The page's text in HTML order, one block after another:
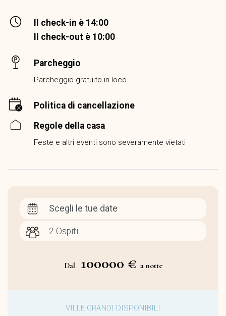
Il check-in è 14:00
Il check-out è 10:00
Parcheggio
Parcheggio gratuito in loco
Politica di cancellazione
Regole della casa
Feste e altri eventi sono severamente vietati
Scegli le tue date
Dal 100000 € a notte
VILLE GRANDI DISPONIBILI